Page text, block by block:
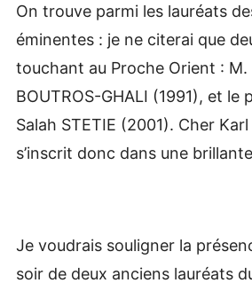
On trouve parmi les lauréats
éminentes : je ne citerai que
touchant au Proche Orient :
BOUTROS-GHALI (1991), et le
Salah STETIE (2001). Cher
s’inscrit donc dans une
Je voudrais souligner la
soir de deux anciens lauréats